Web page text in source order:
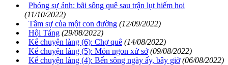
Phóng sự ảnh: bãi sông quê sau trận lụt hiếm hoi
(11/10/2022)
Tâm sự của một con đường (12/09/2022)
Hội Táng (29/08/2022)
Kể chuyện làng (6): Chợ quê (14/08/2022)
Kể chuyện làng (5): Món ngon xứ sở (09/08/2022)
Kể chuyện làng (4): Bến sông ngày ấy, bây giờ (06/08/2022)